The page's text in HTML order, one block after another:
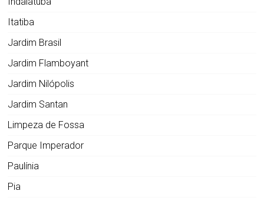
Itatiba
Jardim Brasil
Jardim Flamboyant
Jardim Nilópolis
Jardim Santan
Limpeza de Fossa
Parque Imperador
Paulínia
Pia